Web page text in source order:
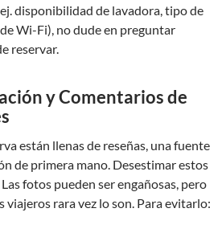
disponibilidad de lavadora, tipo de
Wi-Fi), no dude en preguntar
reservar.
y Comentarios de
están llenas de reseñas, una fuente
de primera mano. Desestimar estos
fotos pueden ser engañosas, pero
viajeros rara vez lo son. Para evitarlo: